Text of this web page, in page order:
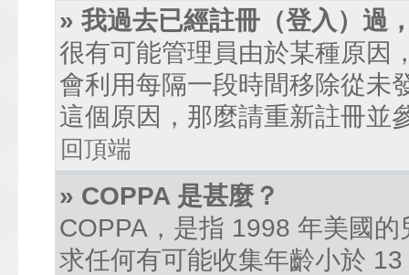
» 我過去已經註冊（登入）過
很有可能管理員由於某種原因
會利用每隔一段時間移除從未
這個原因，那麼請重新註冊並
回頂端
» COPPA 是甚麼？
COPPA，是指 1998 年美國
求任何有可能收集年齡小於